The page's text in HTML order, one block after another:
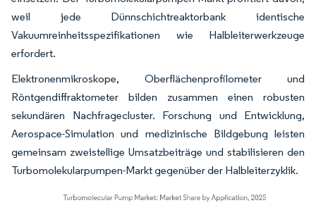
weil jede Dünnschichtreaktorbank identische
Vakuumreinheitsspezifikationen wie Halbleiterwerkzeuge
erfordert.
Elektronenmikroskope, Oberflächenprofilometer und
Röntgendiffraktometer bilden zusammen einen robusten
sekundären Nachfragecluster. Forschung und Entwicklung,
Aerospace-Simulation und medizinische Bildgebung leisten
gemeinsam zweistellige Umsatzbeiträge und stabilisieren den
Turbomolekularpumpen-Markt gegenüber der Halbleiterzyklik.